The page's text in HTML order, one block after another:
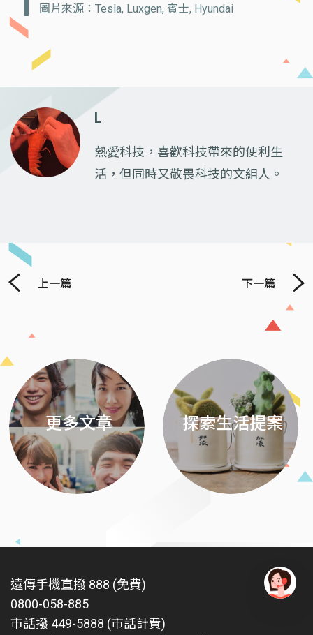
圖片來源：Tesla, Luxgen, 賓士, Hyundai
L
熱愛科技，喜歡科技帶來的便利生
活，但同時又敬畏科技的文組人。
上一篇 下一篇
Previous
更多文章 探索生活提案
遠傳手機直撥 888 (免費)
0800-058-885
市話撥 449-5888 (市話計費)